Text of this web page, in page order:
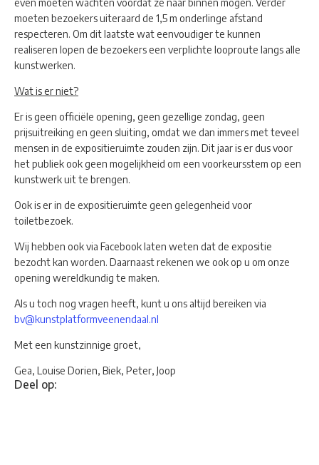
even moeten wachten voordat ze naar binnen mogen. Verder
moeten bezoekers uiteraard de 1,5 m onderlinge afstand
respecteren. Om dit laatste wat eenvoudiger te kunnen
realiseren lopen de bezoekers een verplichte looproute langs alle
kunstwerken.
Wat is er niet?
Er is geen officiële opening, geen gezellige zondag, geen
prijsuitreiking en geen sluiting, omdat we dan immers met teveel
mensen in de expositieruimte zouden zijn. Dit jaar is er dus voor
het publiek ook geen mogelijkheid om een voorkeursstem op een
kunstwerk uit te brengen.
Ook is er in de expositieruimte geen gelegenheid voor
toiletbezoek.
Wij hebben ook via Facebook laten weten dat de expositie
bezocht kan worden. Daarnaast rekenen we ook op u om onze
opening wereldkundig te maken.
Als u toch nog vragen heeft, kunt u ons altijd bereiken via
bv@kunstplatformveenendaal.nl
Met een kunstzinnige groet,
Gea, Louise Dorien, Biek, Peter, Joop
Deel op: